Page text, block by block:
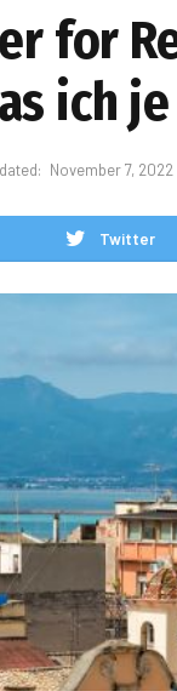
for
ich
November 7, 2022
Twitter